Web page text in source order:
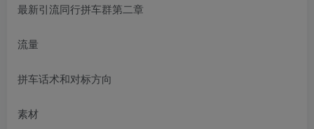
最新引流同行拼车群第二章
流量
拼车话术和对标方向
素材